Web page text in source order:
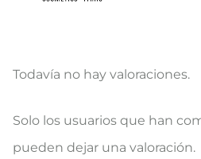
V
a
Todavía no hay valoraciones.
Solo los usuarios que han
pueden dejar una valoración.